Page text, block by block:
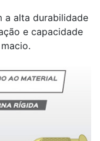
a alta durabilidade
e capacidade